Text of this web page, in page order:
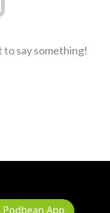
say something!
App